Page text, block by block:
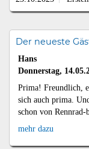
Der neueste
Hans
Donnerstag,
Prima! Freundlich,
sich auch prima.
schon von
mehr dazu